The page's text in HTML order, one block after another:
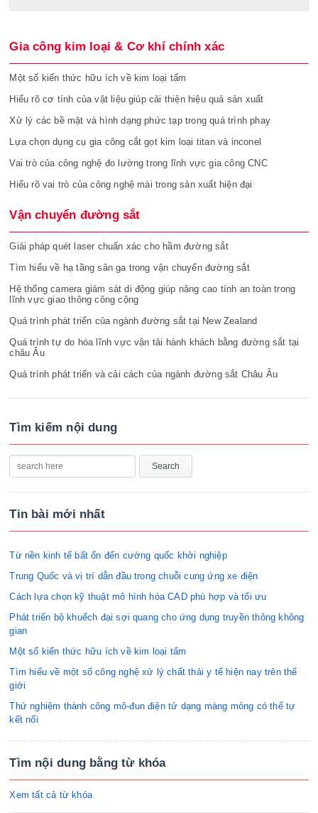
Gia công kim loại & Cơ khí chính xác
Một số kiến thức hữu ích về kim loại tấm
Hiểu rõ cơ tính của vật liệu giúp cải thiện hiệu quả sản xuất
Xử lý các bề mặt và hình dạng phức tạp trong quá trình phay
Lựa chọn dụng cụ gia công cắt gọt kim loại titan và inconel
Vai trò của công nghệ đo lường trong lĩnh vực gia công CNC
Hiểu rõ vai trò của công nghệ mài trong sản xuất hiện đại
Vận chuyển đường sắt
Giải pháp quét laser chuẩn xác cho hầm đường sắt
Tìm hiểu về hạ tầng sân ga trong vận chuyển đường sắt
Hệ thống camera giám sát di động giúp nâng cao tính an toàn trong
lĩnh vực giao thông công cộng
Quá trình phát triển của ngành đường sắt tại New Zealand
Quá trình tự do hóa lĩnh vực vận tải hành khách bằng đường sắt tại
châu Âu
Quá trình phát triển và cải cách của ngành đường sắt Châu Âu
Tìm kiếm nội dung
Tin bài mới nhất
Từ nền kinh tế bất ổn đến cường quốc khởi nghiệp
Trung Quốc và vị trí dẫn đầu trong chuỗi cung ứng xe điện
Cách lựa chọn kỹ thuật mô hình hóa CAD phù hợp và tối ưu
Phát triển bộ khuếch đại sợi quang cho ứng dụng truyền thông không
gian
Một số kiến thức hữu ích về kim loại tấm
Tìm hiểu về một số công nghệ xử lý chất thải y tế hiện nay trên thế
giới
Thử nghiệm thành công mô-đun điện tử dạng màng mỏng có thể tự
kết nối
Tìm nội dung bằng từ khóa
Xem tất cả từ khóa